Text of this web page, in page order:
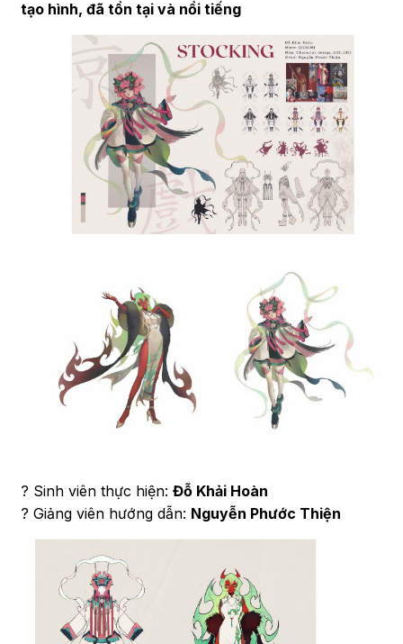
tạo hình, đã tồn tại và nổi tiếng
? Sinh viên thực hiện: Đỗ Khải Hoàn
? Giảng viên hướng dẫn: Nguyễn Phước Thiện